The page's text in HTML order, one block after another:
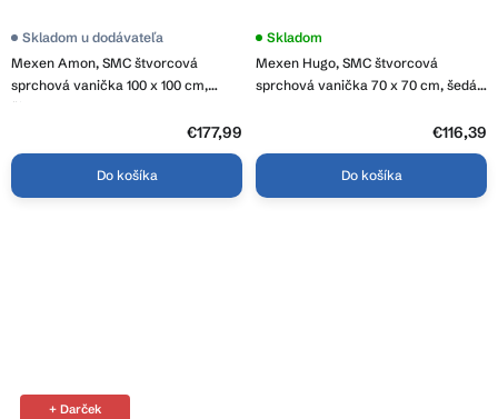
Mexen Amon, SMC štvorcová
sprchová vanička 100 x 100 cm,
čierna, 4F701010
Skladom u dodávateľa
€177,99
Do košíka
Mexen Hugo, SMC štvorcová
sprchová vanička 70 x 70 cm, šedá,
Skladom
€116,39
Do košíka
+ Darček